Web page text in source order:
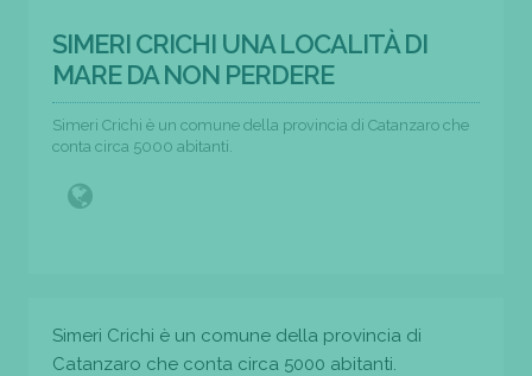
SIMERI CRICHI UNA LOCALITÀ DI
MARE DA NON PERDERE
Simeri Crichi è un comune della provincia di Catanzaro che
conta circa 5000 abitanti.
Simeri Crichi è un comune della provincia di
Catanzaro che conta circa 5000 abitanti.